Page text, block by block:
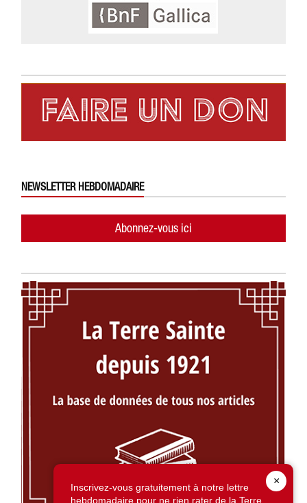
NEWSLETTER HEBDOMADAIRE
Abonnez-vous ici
×
Inscrivez-vous gratuitement à notre lettre
hebdomadaire pour ne rien rater de la Terre